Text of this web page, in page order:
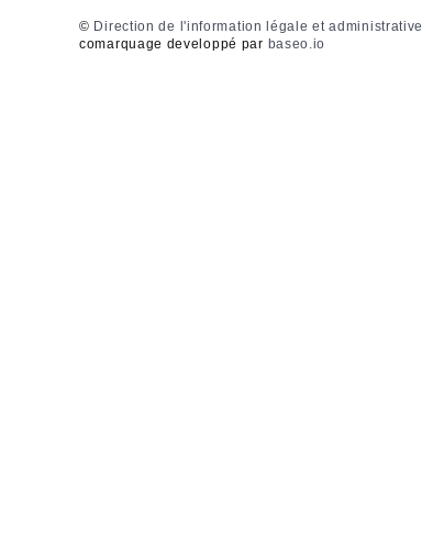
© Direction de l'information légale et administrative
comarquage developpé par baseo.io